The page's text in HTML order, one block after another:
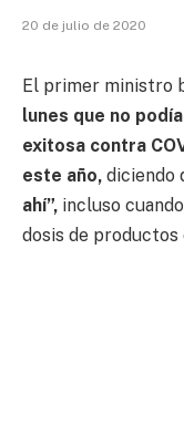
20 de julio de 2020
El primer ministro
lunes que no
exitosa contra
este año, diciendo
ahí”, incluso
dosis de productos